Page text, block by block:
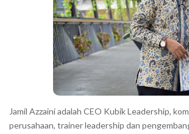
Jamil Azzaini adalah CEO Kubik Leadership,
perusahaan, trainer leadership dan